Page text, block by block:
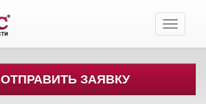
ОТПРАВИТЬ ЗАЯВКУ
Toggle